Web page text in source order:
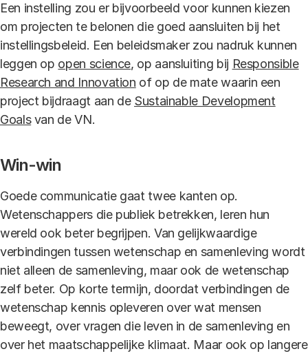
Een instelling zou er bijvoorbeeld voor kunnen kiezen
om projecten te belonen die goed aansluiten bij het
instellingsbeleid. Een beleidsmaker zou nadruk kunnen
leggen op open science, op aansluiting bij Responsible
Research and Innovation of op de mate waarin een
project bijdraagt aan de Sustainable Development
Goalsvan de VN.
Win-win
Goede communicatie gaat twee kanten op.
Wetenschappers die publiek betrekken, leren hun
wereld ook beter begrijpen. Van gelijkwaardige
verbindingen tussen wetenschap en samenleving wordt
niet alleen de samenleving, maar ook de wetenschap
zelf beter. Op korte termijn, doordat verbindingen de
wetenschap kennis opleveren over wat mensen
beweegt, over vragen die leven in de samenleving en
over het maatschappelijke klimaat. Maar ook op langere